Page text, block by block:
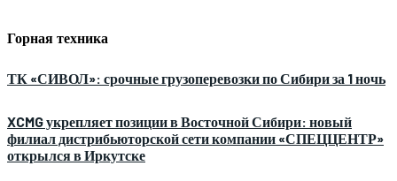
Горная техника
ТК «СИВОЛ»: срочные грузоперевозки по Сибири за 1 ночь
XCMG укрепляет позиции в Восточной Сибири: новый
филиал дистрибьюторской сети компании «СПЕЦЦЕНТР»
открылся в Иркутске